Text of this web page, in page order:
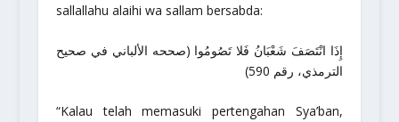
sallallahu alaihi wa sallam bersabda:
إِذَا انْتَصَفَ شَعْبَانُ فَلا تَصُومُوا (صححه الألباني في صحيح
الترمذي، رقم 590)
“Kalau telah memasuki pertengahan Sya’ban,